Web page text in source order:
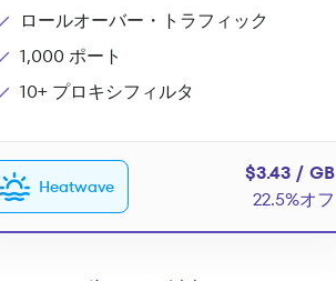
ロールオーバー・トラフィック
1,000 ポート
10+ プロキシフィルタ
Heatwave
$3.43 / GB
22.5%オフ